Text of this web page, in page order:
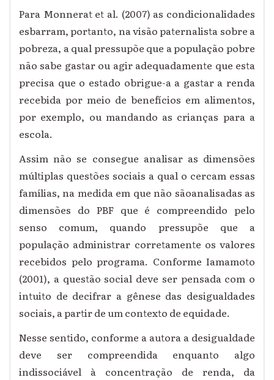
Para Monnerat et al. (2007) as condicionalidades
esbarram, portanto, na visão paternalista sobre a
pobreza, a qual pressupõe que a população pobre
não sabe gastar ou agir adequadamente que esta
precisa que o estado obrigue-a a gastar a renda
recebida por meio de benefícios em alimentos,
por exemplo, ou mandando as crianças para a
escola.
Assim não se consegue analisar as dimensões
múltiplas questões sociais a qual o cercam essas
famílias, na medida em que não sãoanalisadas as
dimensões do PBF que é compreendido pelo
senso comum, quando pressupõe que a
população administrar corretamente os valores
recebidos pelo programa. Conforme Iamamoto
(2001), a questão social deve ser pensada com o
intuito de decifrar a gênese das desigualdades
sociais, a partir de um contexto de equidade.
Nesse sentido, conforme a autora a desigualdade
deve ser compreendida enquanto algo
indissociável à concentração de renda, da